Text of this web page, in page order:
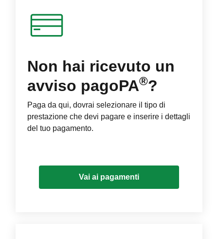
Non hai ricevuto un
avviso pagoPA®?
Paga da qui, dovrai selezionare il tipo di
prestazione che devi pagare e inserire i dettagli
del tuo pagamento.
Vai ai pagamenti